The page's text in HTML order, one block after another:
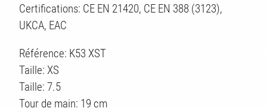
Certifications: CE EN 21420, CE EN 388 (3123),
UKCA, EAC
Référence: K53 XST
Taille: XS
Taille: 7.5
Tour de main: 19 cm